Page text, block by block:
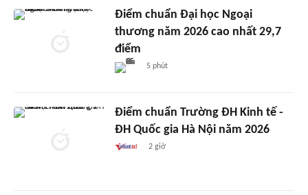
Điểm chuẩn Đại học Ngoại
thương năm 2026 cao nhất 29,7
điểm
5 phút
Điểm chuẩn Trường ĐH Kinh tế -
ĐH Quốc gia Hà Nội năm 2026
2 giờ